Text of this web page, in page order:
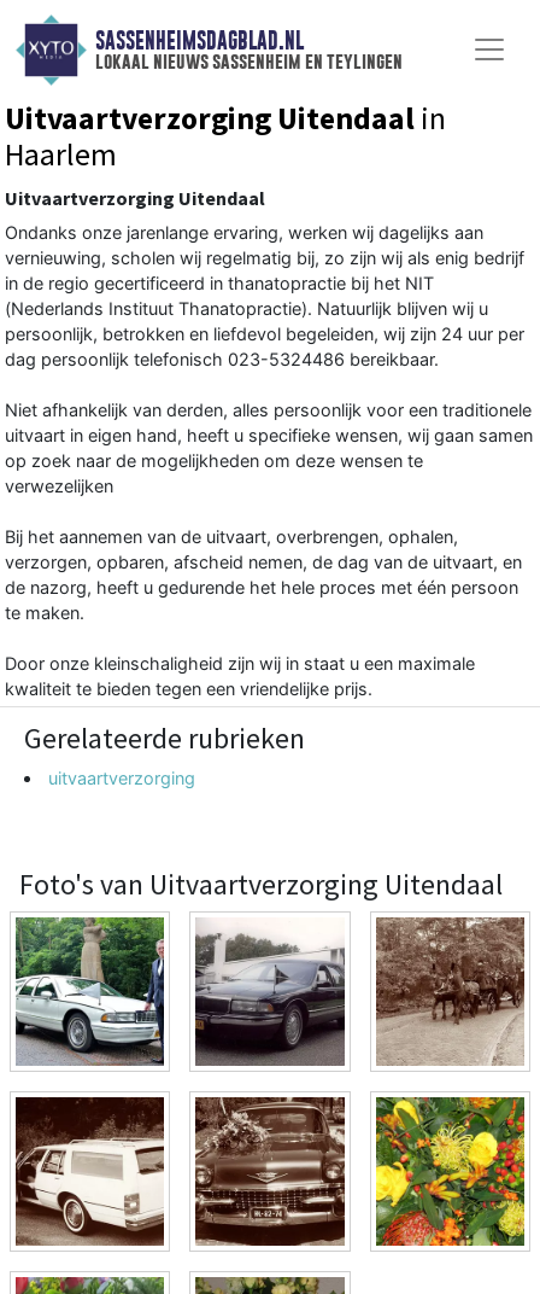
SASSENHEIMSDAGBLAD.NL
lokaal nieuws sassenheim en teylingen
Uitvaartverzorging Uitendaal in
Haarlem
Uitvaartverzorging Uitendaal
Ondanks onze jarenlange ervaring, werken wij dagelijks aan
vernieuwing, scholen wij regelmatig bij, zo zijn wij als enig bedrijf
in de regio gecertificeerd in thanatopractie bij het NIT
(Nederlands Instituut Thanatopractie). Natuurlijk blijven wij u
persoonlijk, betrokken en liefdevol begeleiden, wij zijn 24 uur per
dag persoonlijk telefonisch 023-5324486 bereikbaar.
Niet afhankelijk van derden, alles persoonlijk voor een traditionele
uitvaart in eigen hand, heeft u specifieke wensen, wij gaan samen
op zoek naar de mogelijkheden om deze wensen te
verwezelijken
Bij het aannemen van de uitvaart, overbrengen, ophalen,
verzorgen, opbaren, afscheid nemen, de dag van de uitvaart, en
de nazorg, heeft u gedurende het hele proces met één persoon
te maken.
Door onze kleinschaligheid zijn wij in staat u een maximale
kwaliteit te bieden tegen een vriendelijke prijs.
Gerelateerde rubrieken
uitvaartverzorging
Foto's van Uitvaartverzorging Uitendaal